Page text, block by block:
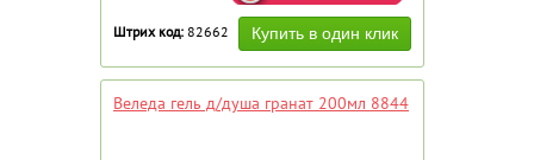
Штрих код: 82662
Веледа гель д/душа гранат 200мл 8844